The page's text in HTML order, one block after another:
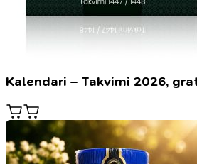
Kalendari – Takvimi 2026,